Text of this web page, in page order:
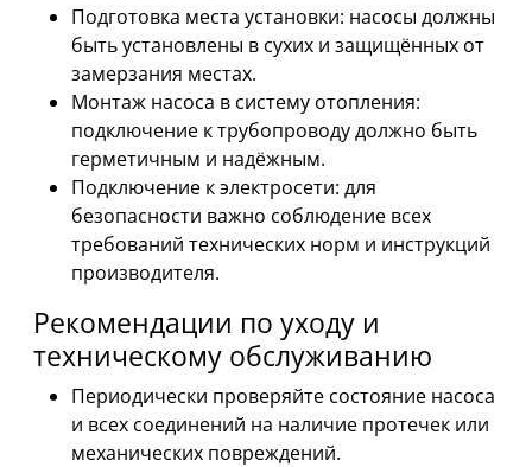
Подготовка места установки: насосы должны
быть установлены в сухих и защищённых от
замерзания местах.
Монтаж насоса в систему отопления:
подключение к трубопроводу должно быть
герметичным и надёжным.
Подключение к электросети: для
безопасности важно соблюдение всех
требований технических норм и инструкций
производителя.
Рекомендации по уходу и
техническому обслуживанию
Периодически проверяйте состояние насоса
и всех соединений на наличие протечек или
механических повреждений.